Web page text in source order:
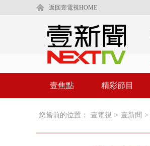
返回壹電視HOME
壹焦點 精彩節目
您當前的位置： 壹電視 > 壹新聞 >